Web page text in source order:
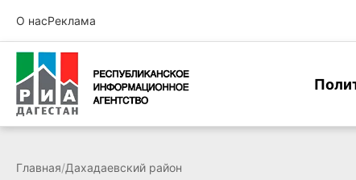
О насРеклама
Главная/Дахадаевский район